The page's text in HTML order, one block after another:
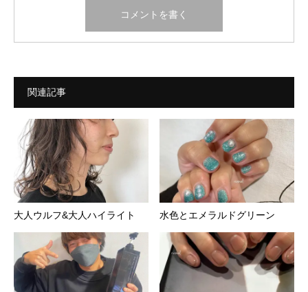
関連記事
大人ウルフ&大人ハイライト 水色とエメラルドグリーン